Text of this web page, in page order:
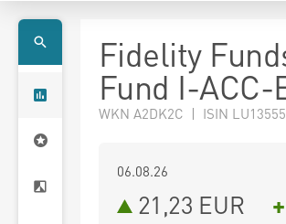
Fidelity
Fund I-
WKN A2DK2C | ISIN
06.08.26
21,23 EUR